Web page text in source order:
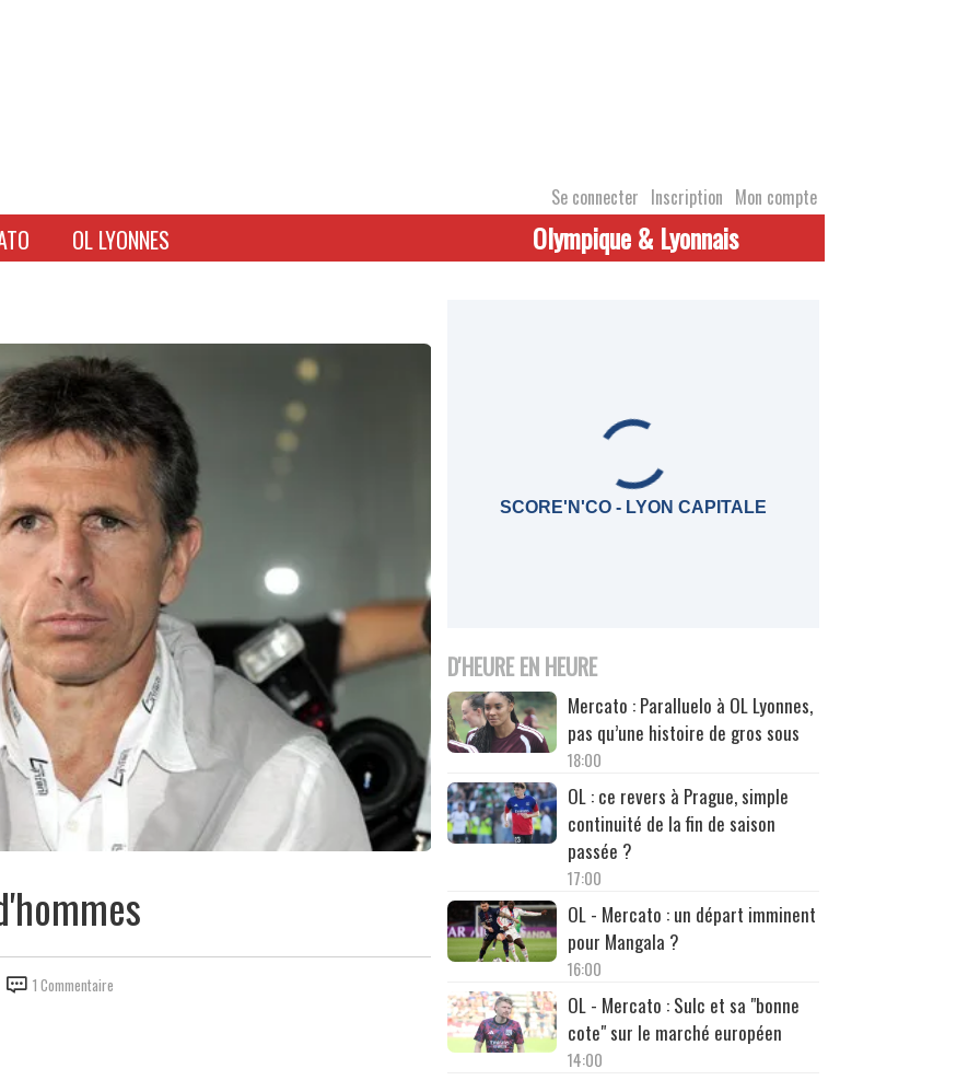
Se connecter Inscription Mon compte
OL LYONNES Olympique & Lyonnais
1 Commentaire
SCORE'N'CO - LYON CAPITALE
D'HEURE EN HEURE
Mercato : Paralluelo à OL Lyonnes,
pas qu’une histoire de gros sous
18:00
OL : ce revers à Prague, simple
continuité de la fin de saison
passée ?
17:00
OL - Mercato : un départ imminent
pour Mangala ?
16:00
OL - Mercato : Sulc et sa "bonne
cote" sur le marché européen
14:00